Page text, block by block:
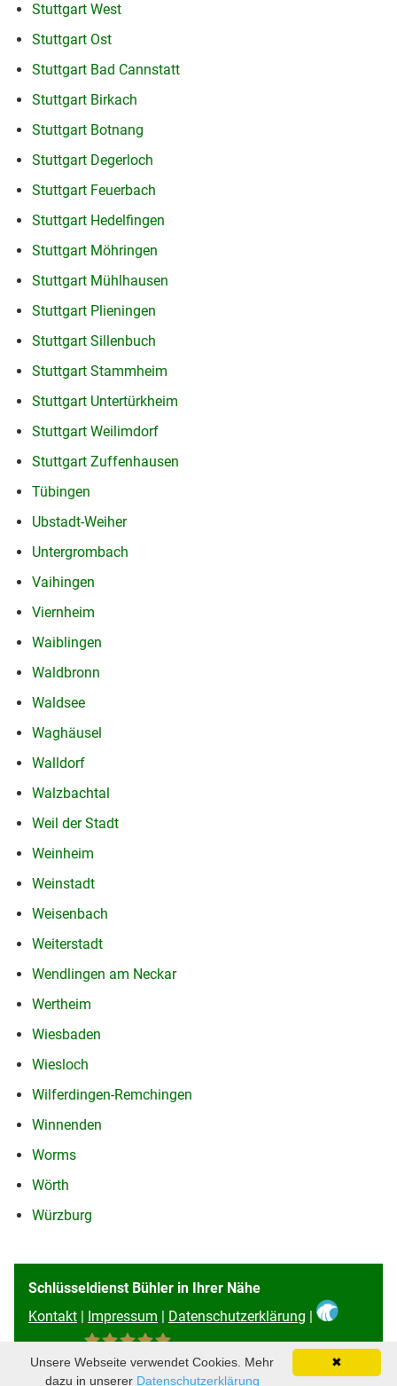
Stuttgart West
Stuttgart Ost
Stuttgart Bad Cannstatt
Stuttgart Birkach
Stuttgart Botnang
Stuttgart Degerloch
Stuttgart Feuerbach
Stuttgart Hedelfingen
Stuttgart Möhringen
Stuttgart Mühlhausen
Stuttgart Plieningen
Stuttgart Sillenbuch
Stuttgart Stammheim
Stuttgart Untertürkheim
Stuttgart Weilimdorf
Stuttgart Zuffenhausen
Tübingen
Ubstadt-Weiher
Untergrombach
Vaihingen
Viernheim
Waiblingen
Waldbronn
Waldsee
Waghäusel
Walldorf
Walzbachtal
Weil der Stadt
Weinheim
Weinstadt
Weisenbach
Weiterstadt
Wendlingen am Neckar
Wertheim
Wiesbaden
Wiesloch
Wilferdingen-Remchingen
Winnenden
Worms
Wörth
Würzburg
Schlüsseldienst Bühler in Ihrer Nähe
Kontakt
Impressum Datenschutzerklärung
96Bewertungen auf ProvenExpert.com ✖
Unsere Webseite verwendet Cookies. Mehr
dazu in unserer Datenschutzerklärung